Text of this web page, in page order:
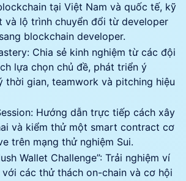
tại Việt Nam và quốc tế, kỹ
và lộ trình chuyển đổi từ developer
blockchain developer.
Chia sẻ kinh nghiệm từ các đội
lựa chọn chủ đề, phát triển ý
thời gian, teamwork và pitching hiệu
Hướng dẫn trực tiếp cách xây
và kiểm thử một smart contract cơ
trên mạng thử nghiệm Sui.
Wallet Challenge”: Trải nghiệm ví
với các thử thách on-chain và cơ hội